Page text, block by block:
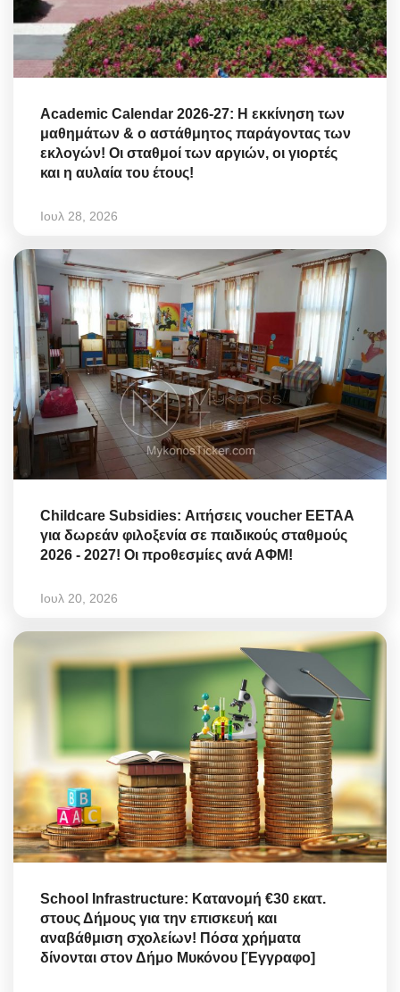
Academic Calendar 2026-27: Η εκκίνηση των
μαθημάτων & ο αστάθμητος παράγοντας των
εκλογών! Οι σταθμοί των αργιών, οι γιορτές
και η αυλαία του έτους!
Ιουλ 28, 2026
Childcare Subsidies: Αιτήσεις voucher ΕΕΤΑΑ
για δωρεάν φιλοξενία σε παιδικούς σταθμούς
2026 - 2027! Οι προθεσμίες ανά ΑΦΜ!
Ιουλ 20, 2026
School Infrastructure: Κατανομή €30 εκατ.
στους Δήμους για την επισκευή και
αναβάθμιση σχολείων! Πόσα χρήματα
δίνονται στον Δήμο Μυκόνου [Έγγραφο]